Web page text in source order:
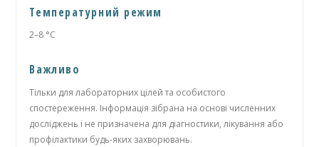
Температурний режим
2–8 °C
Важливо
Тільки для лабораторних цілей та особистого
спостереження. Інформація зібрана на основі численних
досліджень і не призначена для діагностики, лікування або
профілактики будь-яких захворювань.